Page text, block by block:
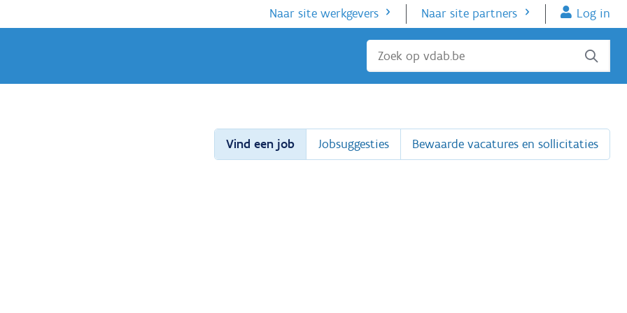
Naar site werkgevers Naar site partners Log in
Sluiten
Vind een job Jobsuggesties Bewaarde vacatures en sollicitaties